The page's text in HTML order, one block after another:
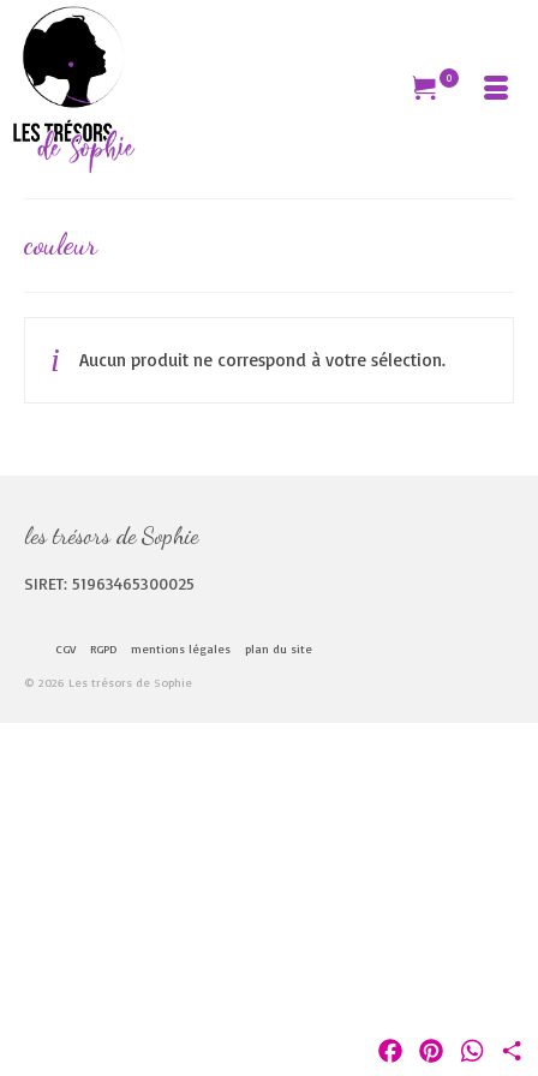
0
couleur
Aucun produit ne correspond à votre sélection.
les trésors de Sophie
SIRET: 51963465300025
CGV RGPD mentions légales plan du site
© 2026 Les trésors de Sophie
FacebookPinterest